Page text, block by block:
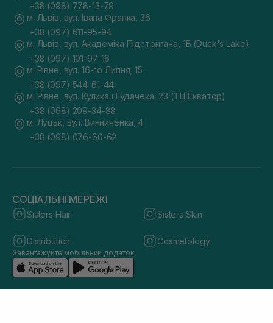
+38 (098) 778-13-79
м. Львів, вул. Івана Франка, 36
+38 (097) 611-95-94
м. Львів, вул. Академіка Підстригача, 1В (Duck's Lake)
+38 (097) 101-97-16
м. Рівне, вул. 16-го Липня, 15
+38 (097) 544-61-44
м. Рівне, вул. Кулика і Гудачека, 23 (ТЦ Екватор)
+38 (068) 209-34-88
м. Луцьк, вул. Винниченка, 4
+38 (098) 076-60-62
СОЦІАЛЬНІ МЕРЕЖІ
Sisters Hair Sisters Skin
Distribution Cosmetology
Завантажуйте мобільний додаток